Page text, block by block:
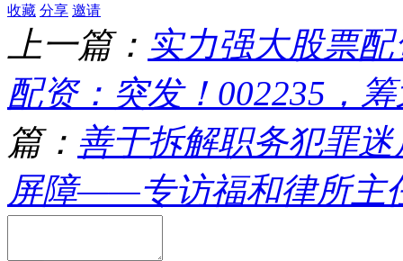
收藏 分享 邀请
上一篇： 实力强大股票
配资：突发！002235，
篇： 善于拆解职务犯罪
屏障——专访福和律所主